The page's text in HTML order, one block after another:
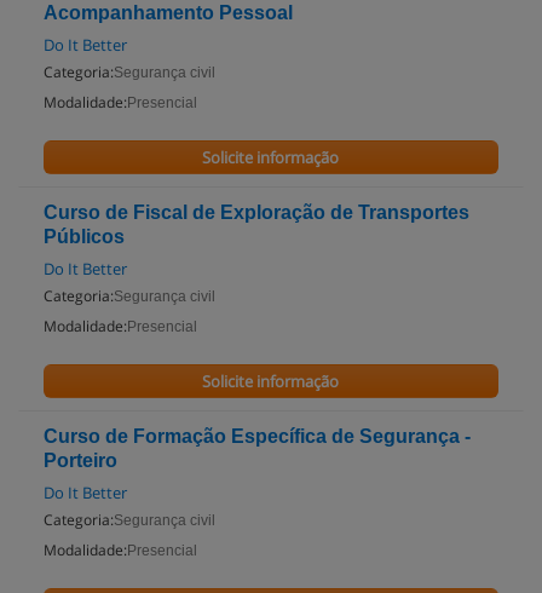
Acompanhamento Pessoal
Do It Better
Categoria:Segurança civil
Modalidade: Presencial
Solicite informação
Curso de Fiscal de Exploração de Transportes
Públicos
Do It Better
Categoria:Segurança civil
Modalidade: Presencial
Solicite informação
Curso de Formação Específica de Segurança -
Porteiro
Do It Better
Categoria:Segurança civil
Modalidade: Presencial